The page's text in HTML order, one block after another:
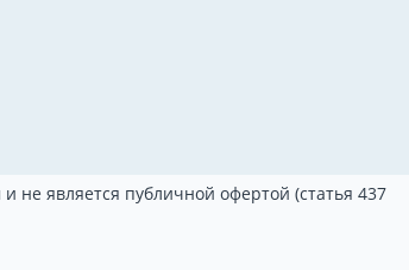
не является публичной офертой (статья 437